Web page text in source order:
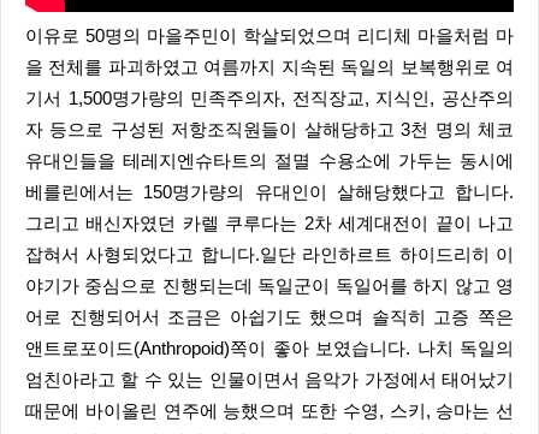
이유로 50명의 마을주민이 학살되었으며 리디체 마을처럼 마
을 전체를 파괴하였고 여름까지 지속된 독일의 보복행위로 여
기서 1,500명가량의 민족주의자, 전직장교, 지식인, 공산주의
자 등으로 구성된 저항조직원들이 살해당하고 3천 명의 체코
유대인들을 테레지엔슈타트의 절멸 수용소에 가두는 동시에
베를린에서는 150명가량의 유대인이 살해당했다고 합니다.
그리고 배신자였던 카렐 쿠루다는 2차 세계대전이 끝이 나고
잡혀서 사형되었다고 합니다.일단 라인하르트 하이드리히 이
야기가 중심으로 진행되는데 독일군이 독일어를 하지 않고 영
어로 진행되어서 조금은 아쉽기도 했으며 솔직히 고증 쪽은
앤트로포이드(Anthropoid)쪽이 좋아 보였습니다. 나치 독일의
엄친아라고 할 수 있는 인물이면서 음악가 가정에서 태어났기
때문에 바이올린 연주에 능했으며 또한 수영, 스키, 승마는 선